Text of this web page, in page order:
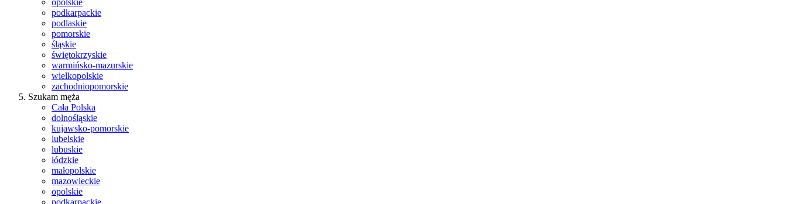
opolskie
podkarpackie
podlaskie
pomorskie
śląskie
świętokrzyskie
warmińsko-mazurskie
wielkopolskie
zachodniopomorskie
Szukam męża
Cała Polska
dolnośląskie
kujawsko-pomorskie
lubelskie
lubuskie
łódzkie
małopolskie
mazowieckie
opolskie
podkarpackie